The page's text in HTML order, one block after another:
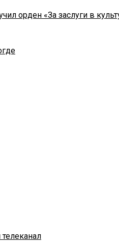
орден «За заслуги в